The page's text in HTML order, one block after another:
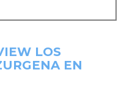
LOS
EN